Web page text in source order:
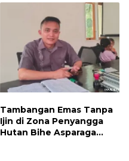
Tambangan Emas Tanpa
Ijin di Zona Penyangga
Hutan Bihe Asparaga